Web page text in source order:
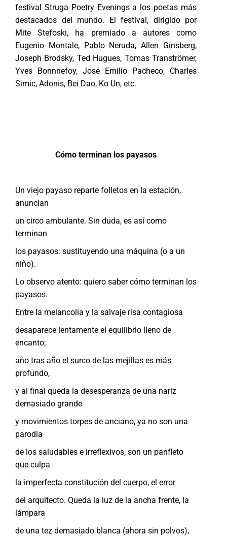
festival Struga Poetry Evenings a los poetas más
destacados del mundo. El festival, dirigido por
Mite Stefoski, ha premiado a autores como
Eugenio Montale, Pablo Neruda, Allen Ginsberg,
Joseph Brodsky, Ted Hugues, Tomas Tranströmer,
Yves Bonnnefoy, José Emilio Pacheco, Charles
Simic, Adonis, Bei Dao, Ko Un, etc.
Cómo terminan los payasos
Un viejo payaso reparte folletos en la estación,
anuncian
un circo ambulante. Sin duda, es así como
terminan
los payasos: sustituyendo una máquina (o a un
niño).
Lo observo atento: quiero saber cómo terminan los
payasos.
Entre la melancolía y la salvaje risa contagiosa
desaparece lentamente el equilibrio lleno de
encanto;
año tras año el surco de las mejillas es más
profundo,
y al final queda la desesperanza de una nariz
demasiado grande
y movimientos torpes de anciano, ya no son una
parodia
de los saludables e irreflexivos, son un panfleto
que culpa
la imperfecta constitución del cuerpo, el error
del arquitecto. Queda la luz de la ancha frente, la
lámpara
de una tez demasiado blanca (ahora sin polvos),